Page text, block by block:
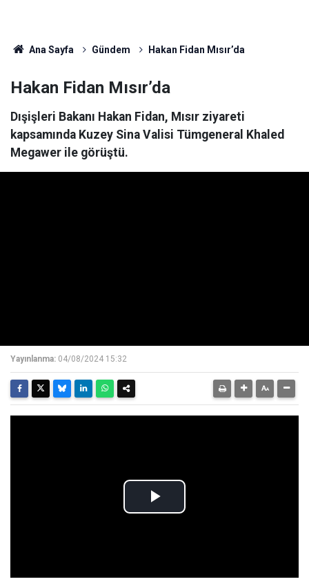
Ana Sayfa Gündem Hakan Fidan Mısır’da
Hakan Fidan Mısır’da
Dışişleri Bakanı Hakan Fidan, Mısır ziyareti
kapsamında Kuzey Sina Valisi Tümgeneral Khaled
Megawer ile görüştü.
Yayınlanma: 04/08/2024 15:32